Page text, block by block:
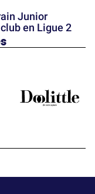
Junior
en Ligue 2